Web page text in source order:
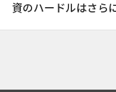
資のハードルはさら